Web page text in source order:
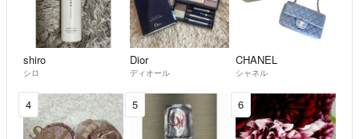
shiro
シロ
Dior
ディオール
CHANEL
シャネル
4 5 6